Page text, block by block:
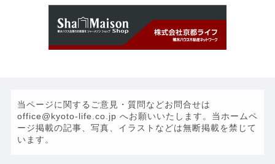
当ページに関するご意見・質問などお問合せは
office@kyoto-life.co.jp へお願いいたします。当ホームペ
ージ掲載の記事、写真、イラストなどは無断掲載を禁じて
います。